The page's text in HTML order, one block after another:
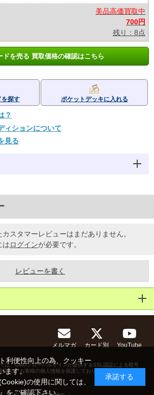
美品高価買取中
700円
残り：8点
ドを売る 買取価格の確認はこちら
を探す ポケットデッキに入れる
？
ィションについて
見る
スタマーレビューはまだありません。
はログインが必要です。
レビューを書く
メルマガ カード別 YouTube
は、GMOグローバルサインが提供するSSL認証による暗号
応し、お客様の個人情報を保護しております。
利便性向上の為、クッキー
ます。
の使用に関しては、
』をご確認下さい。
承諾する